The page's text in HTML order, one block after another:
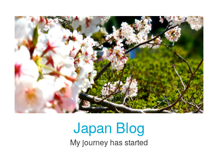
content
Japan Blog
My journey has started